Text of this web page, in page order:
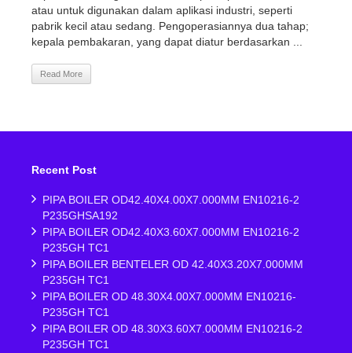
atau untuk digunakan dalam aplikasi industri, seperti
pabrik kecil atau sedang. Pengoperasiannya dua tahap;
kepala pembakaran, yang dapat diatur berdasarkan ...
Read More
Recent Post
PIPA BOILER OD42.40X4.00X7.000MM EN10216-2
P235GHSA192
PIPA BOILER OD42.40X3.60X7.000MM EN10216-2
P235GH TC1
PIPA BOILER BENTELER OD 42.40X3.20X7.000MM
P235GH TC1
PIPA BOILER OD 48.30X4.00X7.000MM EN10216-
P235GH TC1
PIPA BOILER OD 48.30X3.60X7.000MM EN10216-2
P235GH TC1